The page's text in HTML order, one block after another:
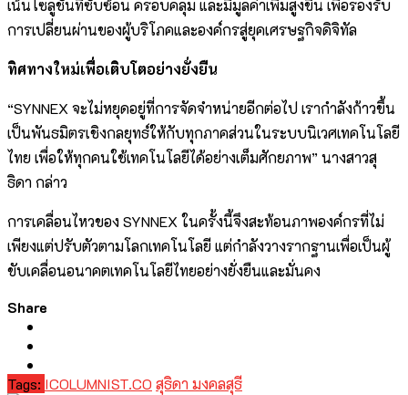
เน้นโซลูชันที่ซับซ้อน ครอบคลุม และมีมูลค่าเพิ่มสูงขึ้น เพื่อรองรับ
การเปลี่ยนผ่านของผู้บริโภคและองค์กรสู่ยุคเศรษฐกิจดิจิทัล
ทิศทางใหม่เพื่อเติบโตอย่างยั่งยืน
“SYNNEX จะไม่หยุดอยู่ที่การจัดจำหน่ายอีกต่อไป เรากำลังก้าวขึ้น
เป็นพันธมิตรเชิงกลยุทธ์ให้กับทุกภาคส่วนในระบบนิเวศเทคโนโลยี
ไทย เพื่อให้ทุกคนใช้เทคโนโลยีได้อย่างเต็มศักยภาพ” นางสาวสุ
ธิดา กล่าว
การเคลื่อนไหวของ SYNNEX ในครั้งนี้จึงสะท้อนภาพองค์กรที่ไม่
เพียงแต่ปรับตัวตามโลกเทคโนโลยี แต่กำลังวางรากฐานเพื่อเป็นผู้
ขับเคลื่อนอนาคตเทคโนโลยีไทยอย่างยั่งยืนและมั่นคง
Share
Tags: ICOLUMNIST.CO สุธิดา มงคลสุธี